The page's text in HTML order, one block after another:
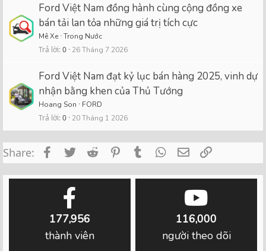
Ford Việt Nam đồng hành cùng cộng đồng xe
bán tải lan tỏa những giá trị tích cực
Mê Xe Trong Nước
Trả lời 0 26 Tháng 7 2026
Ford Việt Nam đạt kỷ lục bán hàng 2025, vinh dự
nhận bằng khen của Thủ Tướng
Hoang Son FORD
Trả lời 0 20 Tháng 1 2026
Share: FacebookTwitterReddit PinterestTumblrWhatsApp
Email
177,956
thành viên
116,000
người theo dõi